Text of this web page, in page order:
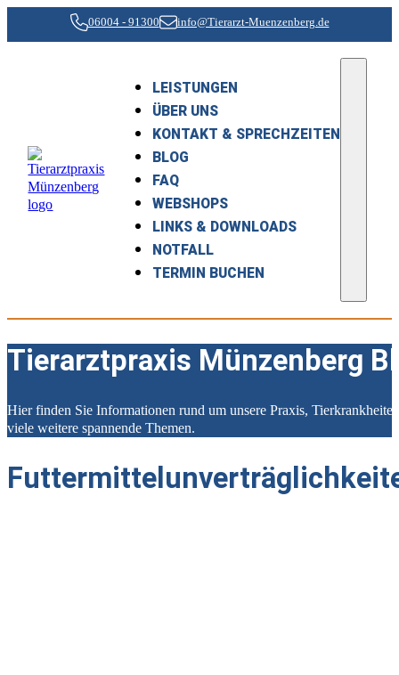
06004 - 91300 info@Tierarzt-Muenzenberg.de
LEISTUNGEN
ÜBER UNS
KONTAKT & SPRECHZEITEN
BLOG
FAQ
WEBSHOPS
LINKS & DOWNLOADS
NOTFALL
TERMIN BUCHEN
Tierarztpraxis Münzenberg
Hier finden Sie Informationen rund um unsere Praxis,
viele weitere spannende Themen.